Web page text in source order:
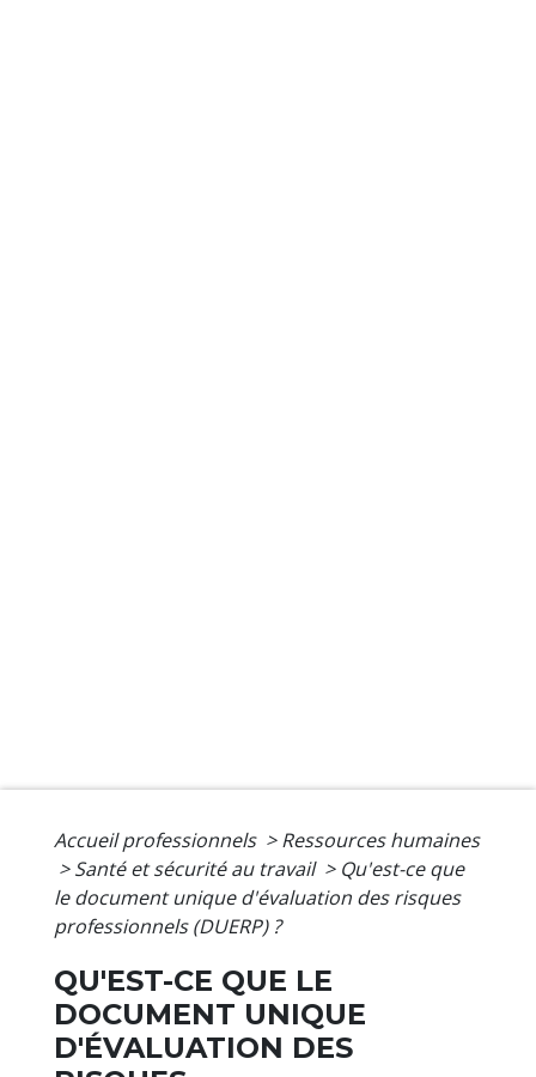
Accueil professionnels > Ressources humaines
> Santé et sécurité au travail > Qu'est-ce que
le document unique d'évaluation des risques
professionnels (DUERP) ?
QU'EST-CE QUE LE
DOCUMENT UNIQUE
D'ÉVALUATION DES